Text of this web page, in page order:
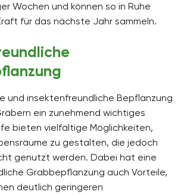
Wochen und können so in Ruhe
für das nächste Jahr sammeln.
und insektenfreundliche Bepflanzung
ein zunehmend wichtiges
bieten vielfältige Möglichkeiten,
zu gestalten, die jedoch
genutzt werden. Dabei hat eine
Grabbepflanzung auch Vorteile,
deutlich geringeren